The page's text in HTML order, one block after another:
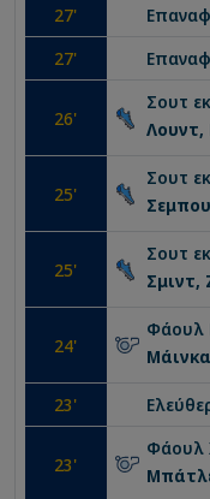
27'
27'
26'
Σουτ
Λουντ,
25'
Σουτ
25'
Σουτ
Σμιντ,
24'
Φάουλ
23'
23'
Φάουλ